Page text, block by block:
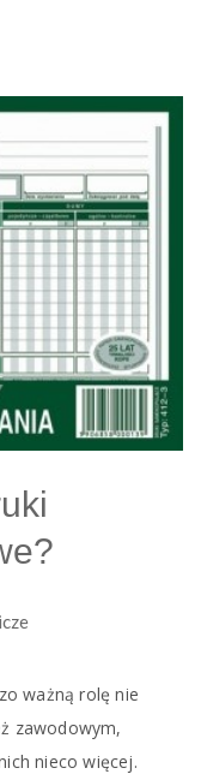
ważną rolę nie
zawodowym,
nieco więcej.